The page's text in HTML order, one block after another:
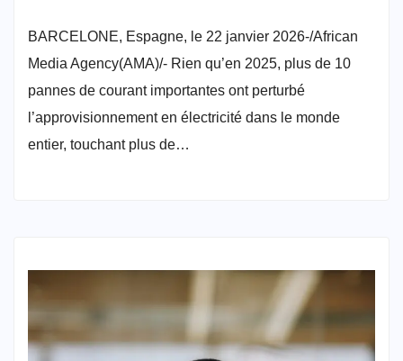
BARCELONE, Espagne, le 22 janvier 2026-/African
Media Agency(AMA)/- Rien qu’en 2025, plus de 10
pannes de courant importantes ont perturbé
l’approvisionnement en électricité dans le monde
entier, touchant plus de…